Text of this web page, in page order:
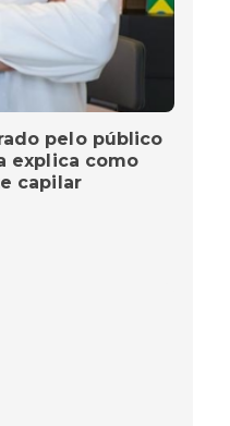
pelo público
explica como
capilar